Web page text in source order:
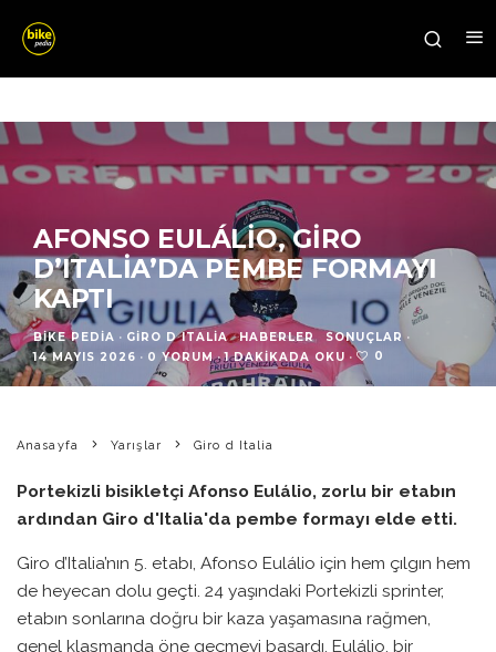
AFONSO EULÁLIO, GIRO
D’ITALIA’DA PEMBE FORMAYI
KAPTI
BIKE PEDIA · GIRO D ITALIA HABERLER SONUÇLAR ·
14 MAYIS 2026 · 0 YORUM · 1 DAKIKADA OKU · 0
Anasayfa Yarışlar Giro d Italia
Portekizli bisikletçi Afonso Eulálio, zorlu bir etabın
ardından Giro d'Italia'da pembe formayı elde etti.
Giro d’Italia’nın 5. etabı, Afonso Eulálio için hem çılgın hem
de heyecan dolu geçti. 24 yaşındaki Portekizli sprinter,
etabın sonlarına doğru bir kaza yaşamasına rağmen,
genel klasmanda öne geçmeyi başardı. Eulálio, bir